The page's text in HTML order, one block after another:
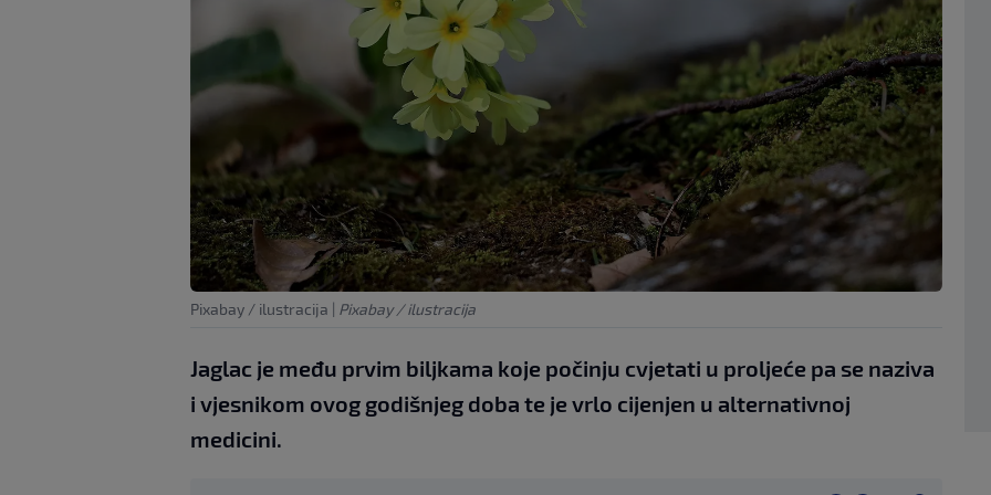
Pixabay / ilustracija | Pixabay / ilustracija
Jaglac je među prvim biljkama koje počinju cvjetati u proljeće pa se naziva
i vjesnikom ovog godišnjeg doba te je vrlo cijenjen u alternativnoj
medicini.